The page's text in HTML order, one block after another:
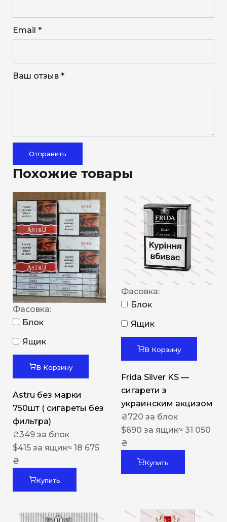
Email *
Ваш отзыв *
Отправить
Похожие товары
Фасовка:
Блок
Ящик
В Корзину
Astru без марки
750шт ( сигареты без
фильтра)
₴349 за блок
$415 за ящик≈ 18 675
₴
Купить
Фасовка:
Блок
Ящик
В Корзину
Frida Silver KS —
сигарети з
украинским акцизом
₴720 за блок
$690 за ящик≈ 31 050
₴
Купить